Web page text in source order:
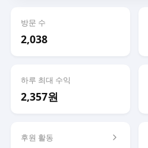
방문 수
2,038
하루 최대 수익
2,357원
후원 활동